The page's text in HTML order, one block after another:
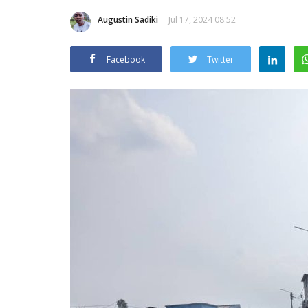
Augustin Sadiki Jul 17, 2024 08:52
Facebook Twitter